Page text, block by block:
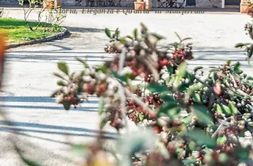
Storia, Eleganza e Qualita' in Monferrato